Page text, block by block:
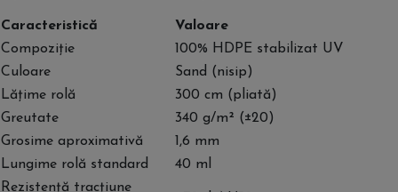
Caracteristică
Valoare
Compoziție
100% HDPE stabilizat UV
Culoare
Sand (nisip)
Lățime rolă
300 cm (pliată)
Greutate
340 g/m² (±20)
Grosime aproximativă
1,6 mm
Lungime rolă standard
40 ml
Rezistență tracțiune